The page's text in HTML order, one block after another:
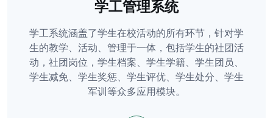
学工管理系统
学工系统涵盖了学生在校活动的所有环节，针对学
生的教学、活动、管理于一体，包括学生的社团活
动，社团岗位，学生档案、学生学籍、学生团员、
学生减免、学生奖惩、学生评优、学生处分、学生
军训等众多应用模块。